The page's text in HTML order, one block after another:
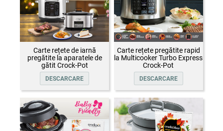
Carte rețete de iarnă
pregătite la aparatele de
gătit Crock-Pot
DESCARCARE
Carte rețete pregătite rapid
la Multicooker Turbo Express
Crock-Pot
DESCARCARE